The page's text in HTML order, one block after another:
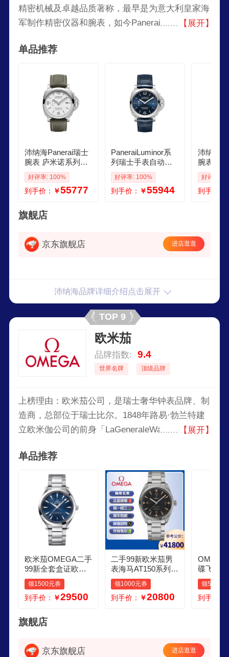
精密机械及卓越品质著称，最早是为意大利皇家海
军制作精密仪器和腕表，如今Panerai已经成为世
灵感，Panerai将品牌定位为运动、休闲领域中的
使得Panerai每一款表都拥有鲜明的品牌风格和优
异的质量。
【展开】
单品推荐
沛纳海Panerai瑞士
腕表 庐米诺系列自
动机械44mm男表P
AM01314
好评率: 100%
到手价： ￥55777
PaneraiLuminor系
列瑞士手表自动机
械男表蓝盘皮带42
mmPAM01393
好评率: 100%
到手价： ￥55944
沛纳海
腕表 庐
动机械
好评率:
到手价：
旗舰店
京东旗舰店 进店逛逛
沛纳海品牌详细介绍点击展开
TOP 9
欧米茄
品牌指数: 9.4
世界名牌 顶级品牌
上榜理由：欧米茄公司，是瑞士奢华钟表品牌、制
造商，总部位于瑞士比尔。1848年路易·勃兰特建
立欧米伽公司的前身「LaGeneraleWatchCo.」，
名为「欧米茄公司」。欧米茄以制造手表为主，同
时也制造销售珠宝和专业计时器材，现隶属于斯沃
琪集团。
【展开】
单品推荐
欧米茄OMEGA二手
99新全套盒证欧米
茄男表海马150系列
机芯8900自动机械
日历天文台认证奢
茄 41蓝盘白刻2201
0412103004
领1500元券
到手价： ￥29500
二手99新欧米茄男
表海马AT150系列8
900机芯精钢表带自
动机械背透日历显
示天文台认证 黑面
领1000元券
到手价： ￥20800
OMEGA
碟飞系
钻刻石
瑞士奢
礼物送
领500元
到手价：
旗舰店
京东旗舰店 进店逛逛